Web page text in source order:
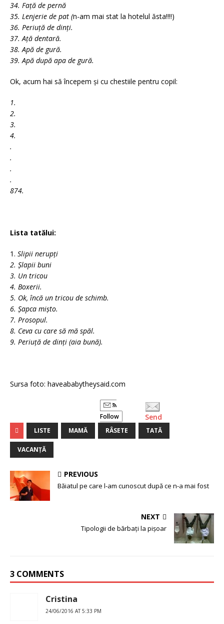
34. Față de pernă
35. Lenjerie de pat (n-am mai stat la hotelul ăsta!!!!)
36. Periuță de dinți.
37. Ață dentară.
38. Apă de gură.
39. Apă după apa de gură.
Ok, acum hai să începem și cu chestiile pentru copil:
1.
2.
3.
4.
.
.
.
.
874.
Lista tatălui:
1. Slipii nerupți
2. Șlapii buni
3. Un tricou
4. Boxerii.
5. Ok, încă un tricou de schimb.
6. Șapca mișto.
7. Prosopul.
8. Ceva cu care să mă spăl.
9. Periuță de dinți (aia bună).
Sursa foto: haveababytheysaid.com
Follow Send
LISTE MAMĂ RÂSETE TATĂ
VACANȚĂ
PREVIOUS
Băiatul pe care l-am cunoscut după ce n-a mai fost
NEXT
Tipologii de bărbați la pișoar
3 COMMENTS
Cristina
24/06/2016 AT 5:33 PM